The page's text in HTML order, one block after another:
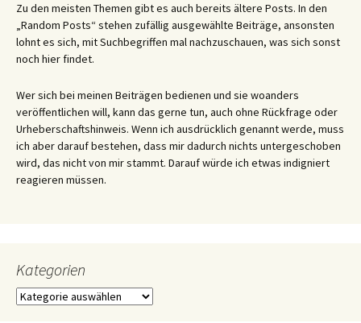
Zu den meisten Themen gibt es auch bereits ältere Posts. In den
„Random Posts“ stehen zufällig ausgewählte Beiträge, ansonsten
lohnt es sich, mit Suchbegriffen mal nachzuschauen, was sich sonst
noch hier findet.
Wer sich bei meinen Beiträgen bedienen und sie woanders
veröffentlichen will, kann das gerne tun, auch ohne Rückfrage oder
Urheberschaftshinweis. Wenn ich ausdrücklich genannt werde, muss
ich aber darauf bestehen, dass mir dadurch nichts untergeschoben
wird, das nicht von mir stammt. Darauf würde ich etwas indigniert
reagieren müssen.
Kategorien
Kategorien